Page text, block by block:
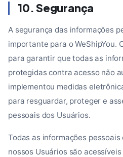
10. Segurança
A segurança das informações
importante para o WeShipYou.
para garantir que todas as
protegidas contra acesso não
implementou medidas
para resguardar, proteger e
pessoais dos Usuários.
Todas as informações
nossos Usuários são